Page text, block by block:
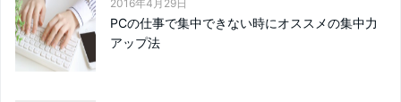
2016年4月29日
PCの仕事で集中できない時にオススメの集中力
アップ法